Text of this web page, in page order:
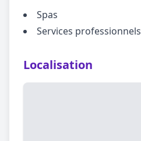
Spas
Services professionnels
Localisation